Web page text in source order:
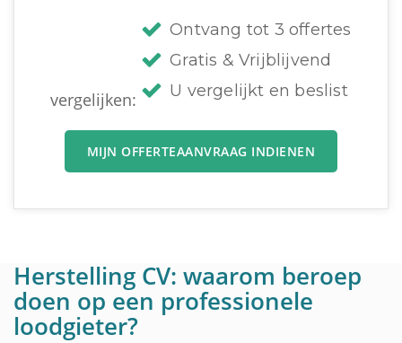
vergelijken:
Ontvang tot 3 offertes
Gratis & Vrijblijvend
U vergelijkt en beslist
MIJN OFFERTEAANVRAAG INDIENEN
Herstelling CV: waarom beroep
doen op een professionele
loodgieter?